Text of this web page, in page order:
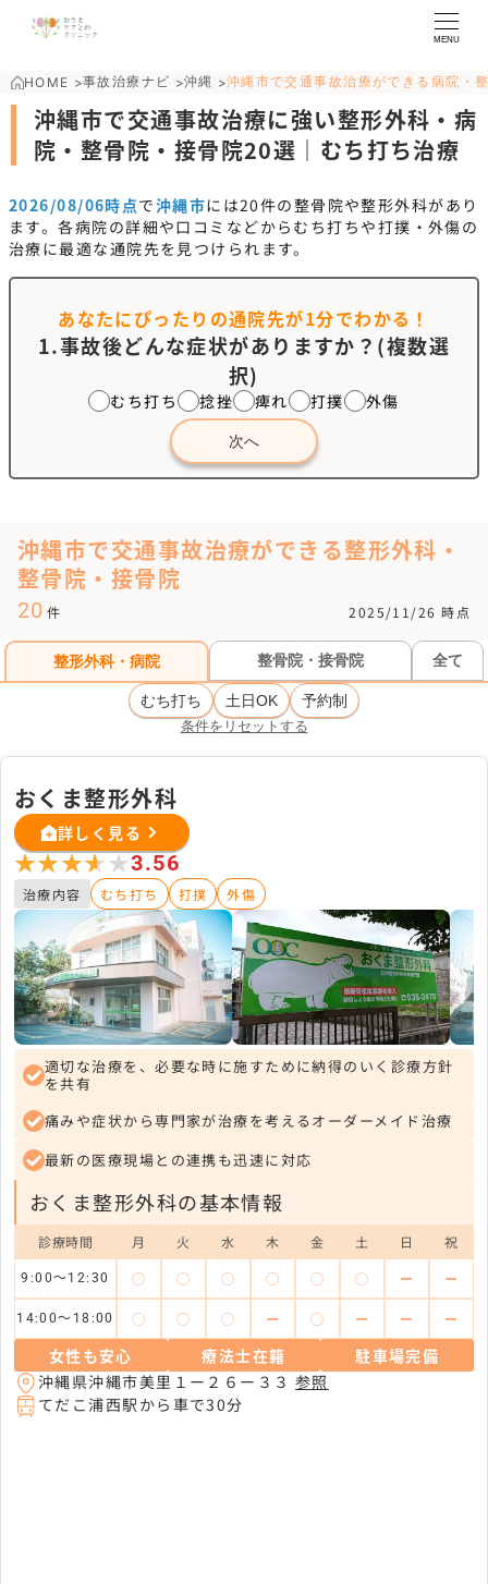
MENU
HOME >事故治療ナビ >沖縄 >沖縄市で交通事故治療ができる病院・
沖縄市で交通事故治療に強い整形外科・病
院・整骨院・接骨院20選｜むち打ち治療
2026/08/06時点で沖縄市には20件の整骨院や整形外科があり
ます。各病院の詳細や口コミなどからむち打ちや打撲・外傷の
治療に最適な通院先を見つけられます。
あなたにぴったりの通院先が1分でわかる！
1.事故後どんな症状がありますか？(複数選
択)
むち打ち 捻挫 痺れ 打撲 外傷
次へ
沖縄市で交通事故治療ができる整形外科・
整骨院・接骨院
20 件 2025/11/26 時点
整形外科・病院 整骨院・接骨院 全て
むち打ち 土日OK 予約制
条件をリセットする
おくま整形外科
詳しく見る
★★★★★
★★★★★3.56
治療内容 むち打ち 打撲 外傷
適切な治療を、必要な時に施すために納得のいく診療方針
を共有
痛みや症状から専門家が治療を考えるオーダーメイド治療
最新の医療現場との連携も迅速に対応
おくま整形外科の基本情報
診療時間 月 火 水 木 金 土 日 祝
9:00～12:30 ◯ ◯ ◯ ◯ ◯ ◯ ー ー
14:00～18:00 ◯ ◯ ◯ ー ◯ ー ー ー
女性も安心 療法士在籍
駐車場完備
沖縄県沖縄市美里１ー２６ー３３参照
てだこ浦西駅から車で30分